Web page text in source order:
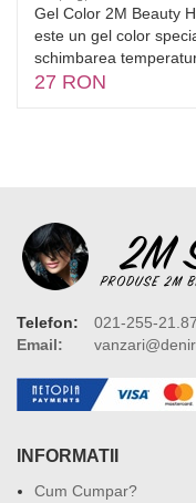
Gel Color 2M Beauty
este un gel color
schimbarea
27 RON
Telefon:
021-255-21.87
Email:
INFORMATII
Cum Cumpar?